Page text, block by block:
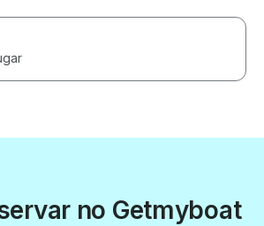
no Getmyboat